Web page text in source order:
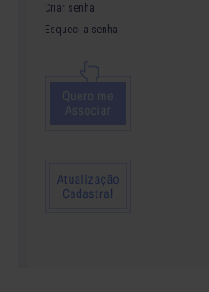
Criar senha
Esqueci a senha